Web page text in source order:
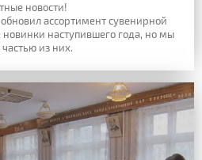
новости!
ассортимент сувенирной
наступившего года, но мы
из них.